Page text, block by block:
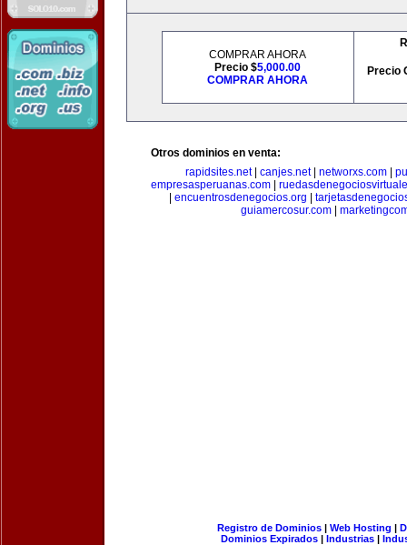
COMPRAR AHORA
Precio $5,000.00
COMPRAR AHORA
Precio
Otros dominios en venta:
rapidsites.net| canjes.net| networxs.com
empresasperuanas.com
encuentrosdenegocios.org
guiamercosur.com
Registro de Dominios| Web Hosting |
Dominios Expirados | Industrias |